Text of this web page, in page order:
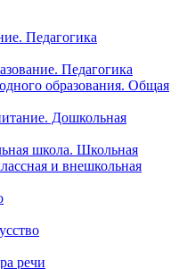
Педагогика
Педагогика
образования. Общая
Дошкольная
школа. Школьная
и внешкольная
речи